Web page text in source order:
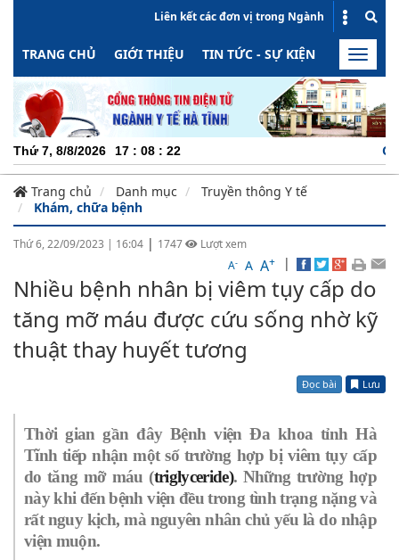
Liên kết các đơn vị trong Ngành
TRANG CHỦ GIỚI THIỆU TIN TỨC - SỰ KIỆN HOẠT
Toggle
Thứ 7, 8/8/2026 17 : 08 : 23
Trang chủ Danh mục
Truyền thông Y tế
Khám, chữa bệnh
Thứ 6, 22/09/2023 | 16:04 | 1747
Lượt xem
A- A A+ |
Nhiều bệnh nhân bị viêm tụy cấp do
tăng mỡ máu được cứu sống nhờ kỹ
thuật thay huyết tương
Đọc bài Lưu
Thời gian gần đây Bệnh viện Đa khoa tỉnh Hà
Tĩnh tiếp nhận một số trường hợp bị viêm tụy cấp
do tăng mỡ máu (triglyceride). Những trường hợp
này khi đến bệnh viện đều trong tình trạng nặng và
rất nguy kịch, mà nguyên nhân chủ yếu là do nhập
viện muộn.